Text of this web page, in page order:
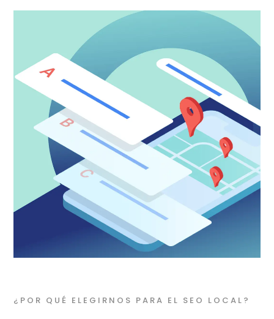
¿POR QUÉ ELEGIRNOS PARA EL SEO LOCAL?